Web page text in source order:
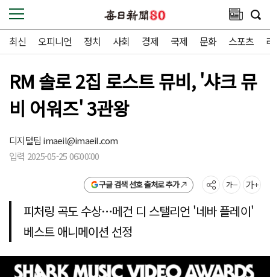
최신 오피니언 정치 사회 경제 국제 문화 스포츠
RM 솔로 2집 로스트 뮤비, '샤크 뮤
비 어워즈' 3관왕
디지털팀 imaeil@imaeil.com
입력 2025-05-25 06:00:00
구글 검색 선호 출처로 추가
피처링 곡도 수상…메건 디 스탤리언 '네바 플레이'
베스트 애니메이션 선정